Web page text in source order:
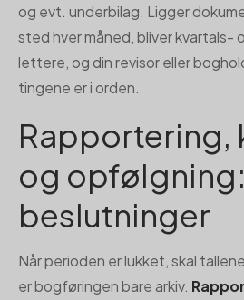
og evt. underbilag. Ligger
sted hver måned, bliver kvartals-
lettere, og din revisor eller
tingene er i orden.
Rapportering,
og
beslutninger
Når perioden er lukket, skal
er bogføringen bare arkiv.